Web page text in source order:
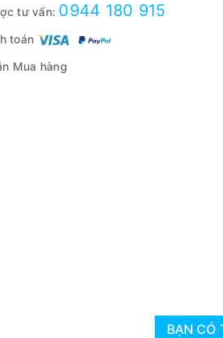
tư vấn: 0944 180 915
toán
Mua hàng
BẠN CÓ